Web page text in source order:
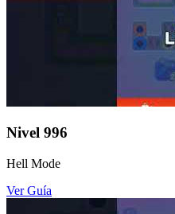
Nivel 996
Hell Mode
Ver Guía